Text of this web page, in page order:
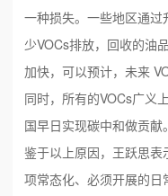
一种损失。一些地区通
少VOCs排放，回收的油
加快，可以预计，未来
同时，所有的VOCs广义
国早日实现碳中和做贡献。
鉴于以上原因，王跃思
项常态化、必须开展的日